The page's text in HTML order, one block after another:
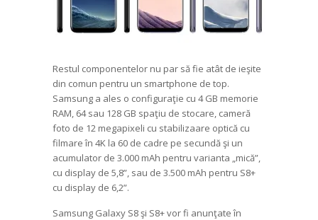
Restul componentelor nu par să fie atât de ieşite
din comun pentru un smartphone de top.
Samsung a ales o configuraţie cu 4 GB memorie
RAM, 64 sau 128 GB spaţiu de stocare, cameră
foto de 12 megapixeli cu stabilizaare optică cu
filmare în 4K la 60 de cadre pe secundă şi un
acumulator de 3.000 mAh pentru varianta „mică”,
cu display de 5,8”, sau de 3.500 mAh pentru S8+
cu display de 6,2”.
Samsung Galaxy S8 şi S8+ vor fi anunţate în